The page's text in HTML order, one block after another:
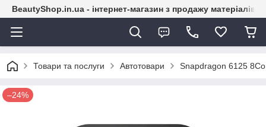
BeautyShop.in.ua - інтернет-магазин з продажу матеріалів
Товари та послуги Автотовари Snapdragon 6125
–24%